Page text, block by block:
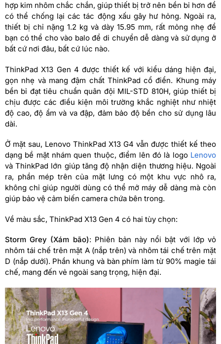
hợp kim nhôm chắc chắn, giúp thiết bị trở nên bền bỉ hơn để
có thể chống lại các tác động xấu gây hư hỏng. Ngoài ra,
thiết bị chỉ nặng 1.2 kg và dày 15.95 mm, rất mỏng nhẹ để
bạn có thể cho vào balo để di chuyển dễ dàng và sử dụng ở
bất cứ nơi đâu, bất cứ lúc nào.
ThinkPad X13 Gen 4 được thiết kế với kiểu dáng hiện đại,
gọn nhẹ và mang đậm chất ThinkPad cổ điển. Khung máy
bền bỉ đạt tiêu chuẩn quân đội MIL-STD 810H, giúp thiết bị
chịu được các điều kiện môi trường khắc nghiệt như nhiệt
độ cao, độ ẩm và va đập, đảm bảo độ bền cho sử dụng lâu
dài.
Ở mặt sau, Lenovo ThinkPad X13 G4 vẫn được thiết kế theo
dạng bề mặt nhám quen thuộc, điểm lên đó là logo Lenovo
và ThinkPad lớn giúp tăng độ nhận diện thương hiệu. Ngoài
ra, phần mép trên của mặt lưng có một khu vực nhô ra,
không chỉ giúp người dùng có thể mở máy dễ dàng mà còn
giúp bảo vệ cảm biến camera chứa bên trong.
Về màu sắc, ThinkPad X13 Gen 4 có hai tùy chọn:
Storm Grey (Xám bão): Phiên bản này nổi bật với lớp vỏ
nhôm tái chế trên mặt A (nắp trên) và nhôm tái chế trên mặt
D (nắp dưới). Phần khung và bàn phím làm từ 90% magie tái
chế, mang đến vẻ ngoài sang trọng, hiện đại.